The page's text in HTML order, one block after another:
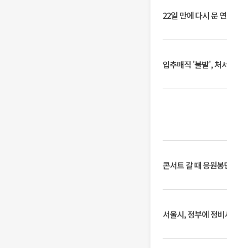
22일 만에 다시 문
입추매직 '불발', 처
콘서트 갈 때 응원
서울시, 정부에 정